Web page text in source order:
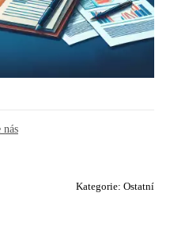
Kategorie: Ostatní